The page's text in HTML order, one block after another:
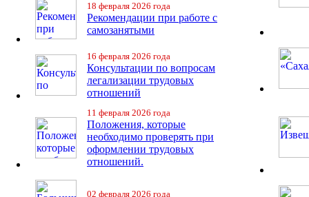
18 февраля 2026 года
Рекомендации при работе с
самозанятыми
16 февраля 2026 года
Консультации по вопросам
легализации трудовых
отношений
11 февраля 2026 года
Положения, которые
необходимо проверять при
оформлении трудовых
отношений.
02 февраля 2026 года